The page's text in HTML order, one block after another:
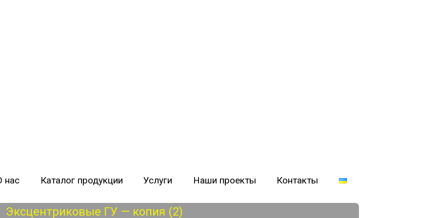
нас Каталог продукции Услуги Наши проекты Контакты
Эксцентриковые ГУ — копия (2)